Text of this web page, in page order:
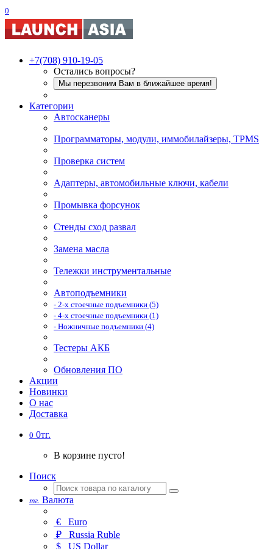
0
+7(708) 910-19-05
Остались вопросы?
Мы перезвоним Вам в ближайшее время!
Категории
Автосканеры
Программаторы, модули, иммобилайзеры, TPMS
Проверка систем
Адаптеры, автомобильные ключи, кабели
Промывка форсунок
Стенды сход развал
Замена масла
Тележки инструментальные
Автоподъемники
- 2-х стоечные подъемники (5)
- 4-х стоечные подъемники (1)
- Ножничные подъемники (4)
Тестеры АКБ
Обновления ПО
Акции
Новинки
О нас
Доставка
0 0тг.
В корзине пусто!
Поиск
тг. Валюта
€ Euro
₽ Russia Ruble
$ US Dollar